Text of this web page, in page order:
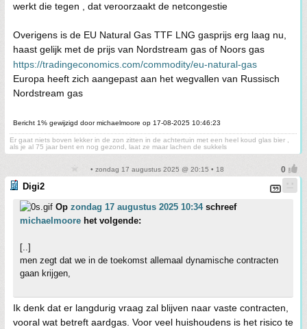
werkt die tegen , dat veroorzaakt de netcongestie
Overigens is de EU Natural Gas TTF LNG gasprijs erg laag nu,
haast gelijk met de prijs van Nordstream gas of Noors gas
https://tradingeconomics.com/commodity/eu-natural-gas
Europa heeft zich aangepast aan het wegvallen van Russisch
Nordstream gas
Bericht 1% gewijzigd door michaelmoore op 17-08-2025 10:46:23
Er gaat niets boven lekker in de zon zitten in de achtertuin met een heel koud glas bier ,
als je al 75 jaar bent en nog gezond, laat ze maar lachen de sukkels
• zondag 17 augustus 2025 @ 20:15 • 18
Digi2
Op zondag 17 augustus 2025 10:34schreef
michaelmoore het volgende:
[..]
men zegt dat we in de toekomst allemaal dynamische contracten
gaan krijgen,
Ik denk dat er langdurig vraag zal blijven naar vaste contracten,
vooral wat betreft aardgas. Voor veel huishoudens is het risico te